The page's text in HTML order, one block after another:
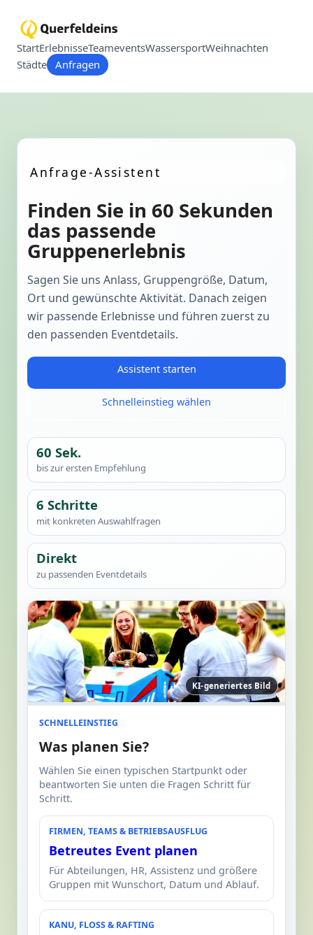
StartErlebnisseTeameventsWassersportWeihnachten
Städte Anfragen
Anfrage-Assistent
Finden Sie in 60 Sekunden
das passende
Gruppenerlebnis
Sagen Sie uns Anlass, Gruppengröße, Datum,
Ort und gewünschte Aktivität. Danach zeigen
wir passende Erlebnisse und führen zuerst zu
den passenden Eventdetails.
Assistent starten
Schnelleinstieg wählen
60 Sek.
bis zur ersten Empfehlung
6 Schritte
mit konkreten Auswahlfragen
Direkt
zu passenden Eventdetails
KI-generiertes Bild
SCHNELLEINSTIEG
Was planen Sie?
Wählen Sie einen typischen Startpunkt oder
beantworten Sie unten die Fragen Schritt für
Schritt.
FIRMEN, TEAMS & BETRIEBSAUSFLUG
Betreutes Event planen
Für Abteilungen, HR, Assistenz und größere
Gruppen mit Wunschort, Datum und Ablauf.
KANU, FLOSS & RAFTING